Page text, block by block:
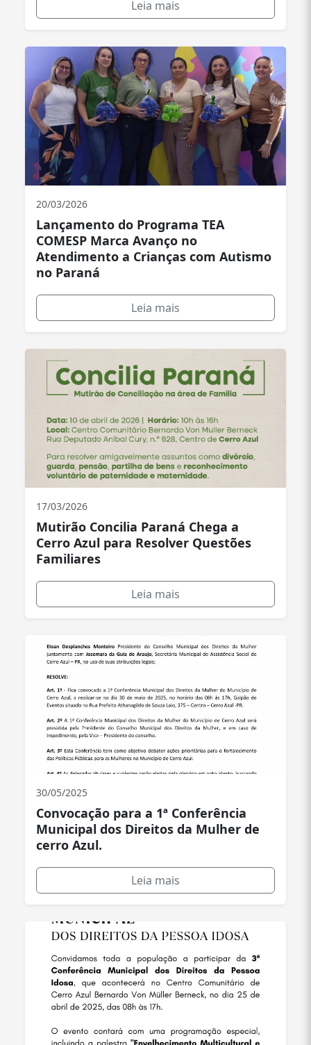
Leia mais
20/03/2026
Lançamento do Programa TEA
COMESP Marca Avanço no
Atendimento a Crianças com Autismo
no Paraná
Leia mais
17/03/2026
Mutirão Concilia Paraná Chega a
Cerro Azul para Resolver Questões
Familiares
Leia mais
30/05/2025
Convocação para a 1ª Conferência
Municipal dos Direitos da Mulher de
cerro Azul.
Leia mais